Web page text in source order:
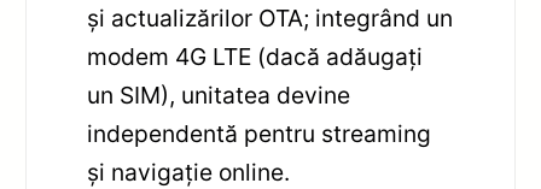
și actualizărilor OTA; integrând un
modem 4G LTE (dacă adăugați
un SIM), unitatea devine
independentă pentru streaming
și navigație online.